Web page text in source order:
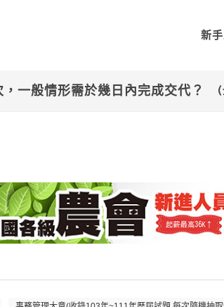
新
，一般情形需於幾日內完成交代？